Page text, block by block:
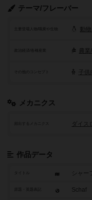
テーマ/フレーバー
動
政治経済/各種産業 農
その他のコンセプト 子
メカニクス
頻出するメカニクス ダイス
作品データ
タイトル シャー
Schaf